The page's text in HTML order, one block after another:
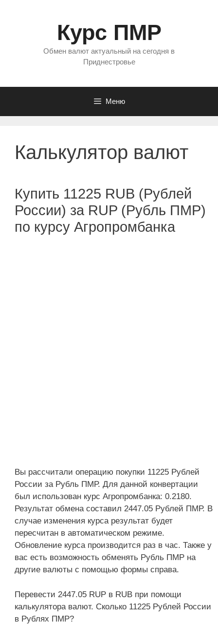
Курс ПМР
Обмен валют актуальный на сегодня в
Приднестровье
Меню
Калькулятор валют
Купить 11225 RUB (Рублей
России) за RUP (Рубль ПМР)
по курсу Агропромбанка
Вы рассчитали операцию покупки 11225 Рублей
России за Рубль ПМР. Для данной конвертации
был использован курс Агропромбанка: 0.2180.
Результат обмена составил 2447.05 Рублей ПМР. В
случае изменения курса результат будет
пересчитан в автоматическом режиме.
Обновление курса производится раз в час. Также у
вас есть возможность обменять Рубль ПМР на
другие валюты с помощью формы справа.
Перевести 2447.05 RUP в RUB при помощи
калькулятора валют. Сколько 11225 Рублей России
в Рублях ПМР?